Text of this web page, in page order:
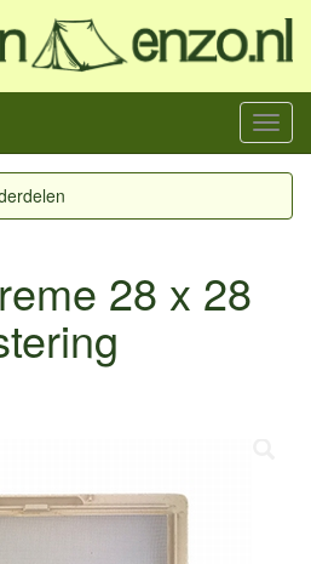
Menu
28 x 28